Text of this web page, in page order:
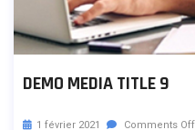
DEMO MEDIA TITLE 9
1 février 2021 Comments Off